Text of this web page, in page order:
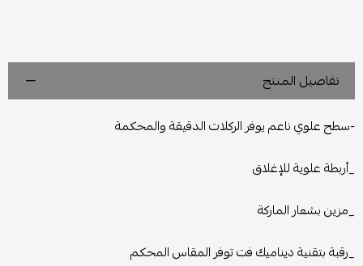
تفاصيل المنتج
-سطح علوي ناعم يوفر الركلات الدقيقة والمحكمة
_أربطة علوية للإغلاق
_مزين بشعار الماركة
_رقبة بتقنية ديناميك فت توفر المقاس المحكم